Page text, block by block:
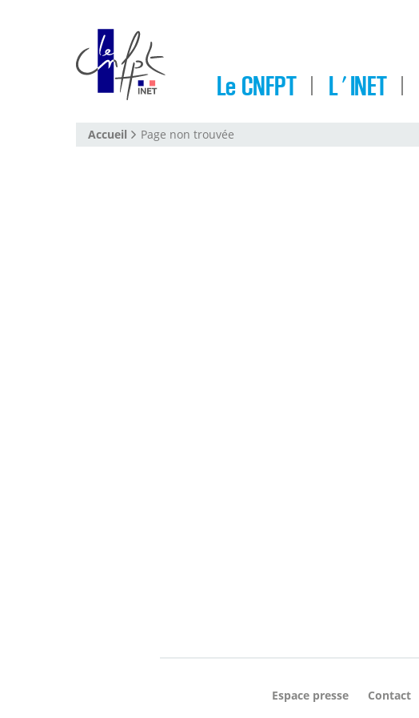
Le CNFPT L'INET
Accueil Page non trouvée
Espace presse Contact